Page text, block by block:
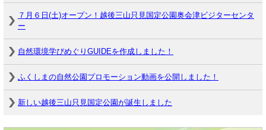
７月６日(土)オープン！越後三山只見国定公園奥会津ビジターセンタ
ー
自然環境学びめぐりGUIDEを作成しました！
ふくしまの自然公園プロモーション動画を公開しました！
新しい越後三山只見国定公園が誕生しました